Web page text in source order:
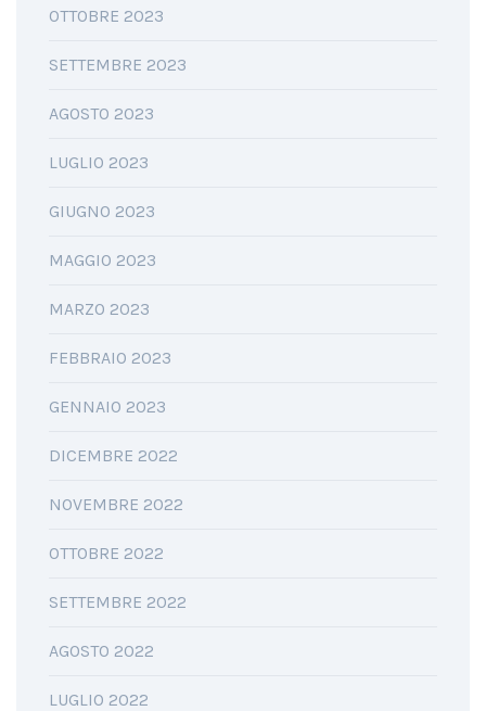
OTTOBRE 2023
SETTEMBRE 2023
AGOSTO 2023
LUGLIO 2023
GIUGNO 2023
MAGGIO 2023
MARZO 2023
FEBBRAIO 2023
GENNAIO 2023
DICEMBRE 2022
NOVEMBRE 2022
OTTOBRE 2022
SETTEMBRE 2022
AGOSTO 2022
LUGLIO 2022